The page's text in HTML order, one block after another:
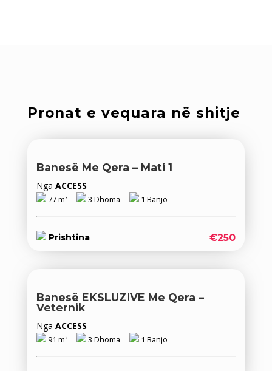
Pronat e vequara në shitje
Banesë Me Qera – Mati 1
Nga ACCESS
77 m² 3 Dhoma 1 Banjo
Prishtina €250
Banesë EKSLUZIVE Me Qera –
Veternik
Nga ACCESS
91 m² 3 Dhoma 1 Banjo